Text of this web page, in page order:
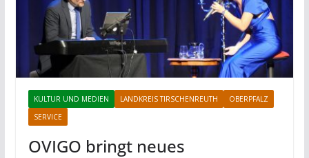
KULTUR UND MEDIEN LANDKREIS TIRSCHENREUTH
OBERPFALZ
SERVICE
OVIGO bringt neues